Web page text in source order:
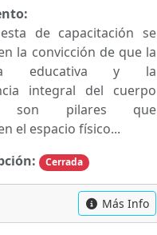
de capacitación se
la convicción de que la
educativa y la
integral del cuerpo
son pilares que
el espacio físico...
Cerrada
Más Info